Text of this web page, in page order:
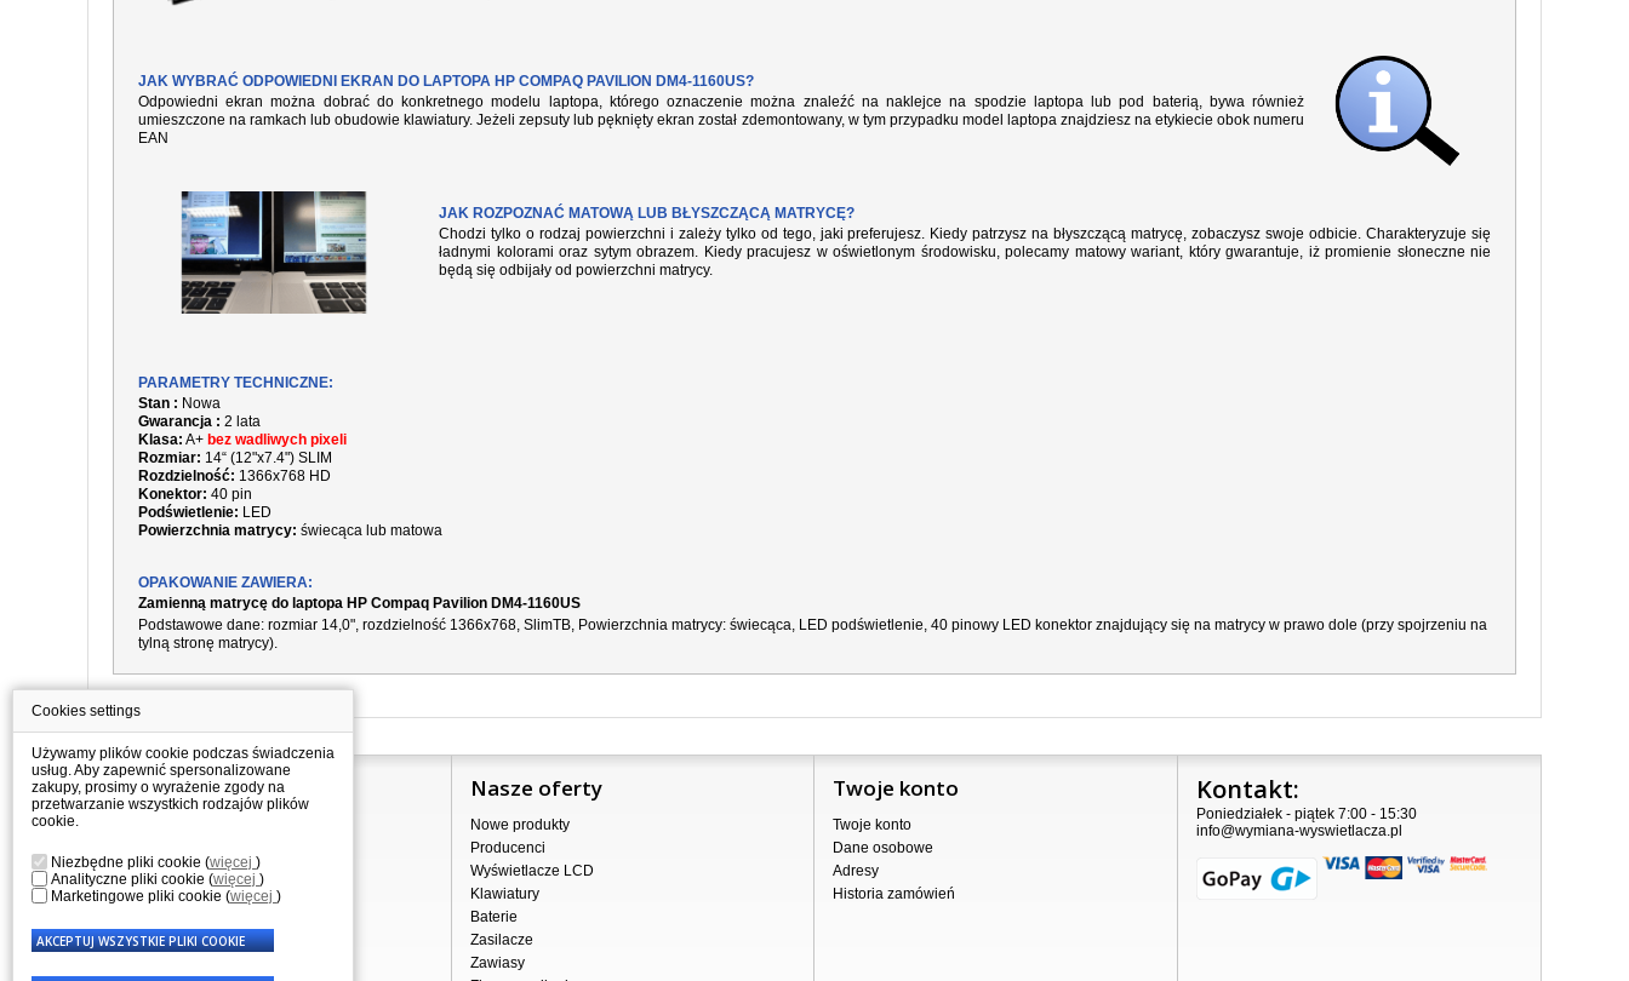
JAK WYBRAĆ ODPOWIEDNI EKRAN DO LAPTOPA HP COMPAQ PAVILION DM4-1160US?
Odpowiedni ekran można dobrać do konkretnego modelu laptopa, którego oznaczenie można znaleźć na naklejce na spodzie laptopa lub pod baterią, bywa również
umieszczone na ramkach lub obudowie klawiatury. Jeżeli zepsuty lub pęknięty ekran został zdemontowany, w tym przypadku model laptopa znajdziesz na etykiecie obok numeru
EAN
JAK ROZPOZNAĆ MATOWĄ LUB BŁYSZCZĄCĄ MATRYCĘ?
Chodzi tylko o rodzaj powierzchni i zależy tylko od tego, jaki preferujesz. Kiedy patrzysz na błyszczącą matrycę, zobaczysz swoje odbicie. Charakteryzuje się
ładnymi kolorami oraz sytym obrazem. Kiedy pracujesz w oświetlonym środowisku, polecamy matowy wariant, który gwarantuje, iż promienie słoneczne nie
będą się odbijały od powierzchni matrycy.
PARAMETRY TECHNICZNE:
Stan : Nowa
Gwarancja : 2 lata
Klasa: A+ bez wadliwych pixeli
Rozmiar: 14“ (12"x7.4") SLIM
Rozdzielność: 1366x768 HD
Konektor: 40 pin
Podświetlenie: LED
Powierzchnia matrycy: świecąca lub matowa
OPAKOWANIE ZAWIERA:
Zamienną matrycę do laptopa HP Compaq Pavilion DM4-1160US
Podstawowe dane: rozmiar 14,0", rozdzielność 1366x768, SlimTB, Powierzchnia matrycy: świecąca, LED podświetlenie, 40 pinowy LED konektor znajdujący się na matrycy w prawo dole (przy spojrzeniu na
tylną stronę matrycy).
Informacje
Sprzedaż hurtowa
Nota prawna
Przetwarzanie danych osobowych
Nasze oferty
Nowe produkty
Producenci
Wyświetlacze LCD
Klawiatury
Baterie
Zasilacze
Zawiasy
Twoje konto
Twoje konto
Dane osobowe
Adresy
Historia zamówień
Kontakt:
Poniedziałek - piątek 7:00 - 15:30
info@wymiana-wyswietlacza.pl
Cookies settings
Używamy plików cookie podczas świadczenia
usług. Aby zapewnić spersonalizowane
zakupy, prosimy o wyrażenie zgody na
przetwarzanie wszystkich rodzajów plików
cookie.
Niezbędne pliki cookie (więcej )
Analityczne pliki cookie (więcej )
Marketingowe pliki cookie (więcej )